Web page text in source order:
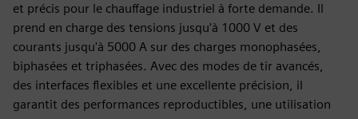
et précis pour le chauffage industriel à forte demande. Il
prend en charge des tensions jusqu'à 1000 V et des
courants jusqu'à 5000 A sur des charges monophasées,
biphasées et triphasées. Avec des modes de tir avancés,
des interfaces flexibles et une excellente précision, il
garantit des performances reproductibles, une utilisation